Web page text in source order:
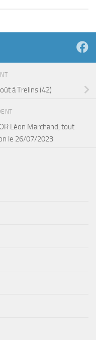
à Trelins (42)
Léon Marchand, tout
le 26/07/2023